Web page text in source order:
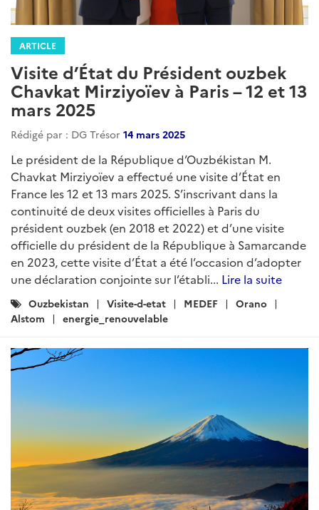
ARTICLE
Visite d’État du Président ouzbek
Chavkat Mirziyoïev à Paris – 12 et 13
mars 2025
Rédigé par : DG Trésor 14 mars 2025
Le président de la République d’Ouzbékistan M.
Chavkat Mirziyoïev a effectué une visite d’État en
France les 12 et 13 mars 2025. S’inscrivant dans la
continuité de deux visites officielles à Paris du
président ouzbek (en 2018 et 2022) et d’une visite
officielle du président de la République à Samarcande
en 2023, cette visite d’État a été l’occasion d’adopter
une déclaration conjointe sur l’établi... Lire la suite
Catégories
:
Ouzbekistan Visite-d-etat MEDEF
Orano
Alstom
energie_renouvelable